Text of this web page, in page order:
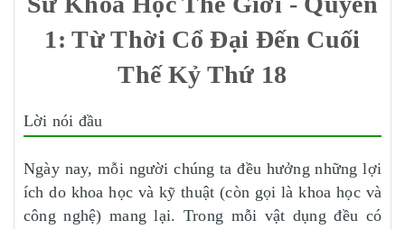
1: Từ Thời Cổ Đại Đến Cuối
Thế Kỷ Thứ 18
Lời nói đầu
Ngày nay, mỗi người chúng ta đều hưởng những lợi
ích do khoa học và kỹ thuật (còn gọi là khoa học và
công nghệ) mang lại. Trong mỗi vật dụng đều có